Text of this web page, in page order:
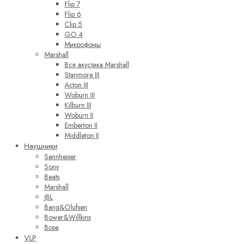
Flip 7
Flip 6
Clip 5
GO 4
Микрофоны
Marshall
Вся акустика Marshall
Stanmore III
Acton III
Woburn III
Kilburn III
Woburn II
Emberton II
Middleton II
Наушники
Sennheiser
Sony
Beats
Marshall
JBL
Bang&Olufsen
Bower&Willkins
Bose
VLP